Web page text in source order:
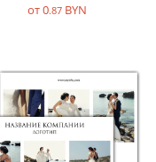
от 0.87BYN